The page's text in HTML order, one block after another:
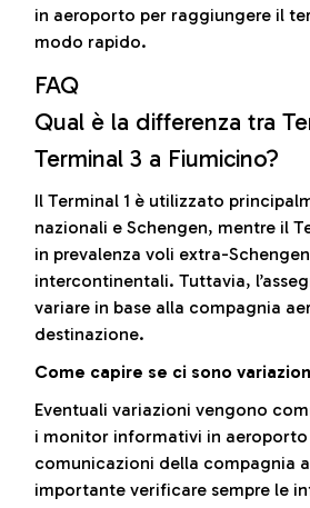
in aeroporto per raggiungere il
modo rapido.
FAQ
Qual è la differenza tra
Terminal 3 a Fiumicino?
Il Terminal 1 è utilizzato
nazionali e Schengen, mentre il
in prevalenza voli extra-
intercontinentali. Tuttavia,
variare in base alla compagnia
destinazione.
Come capire se ci sono
Eventuali variazioni vengono
i monitor informativi in aeroporto
comunicazioni della compagnia
importante verificare sempre le